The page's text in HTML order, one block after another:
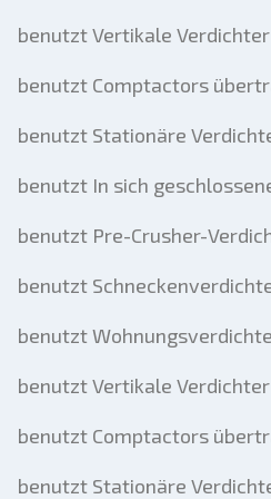
benutzt Vertikale Verdichter
benutzt Comptactors
benutzt Stationäre
benutzt In sich
benutzt Pre-Crusher-
benutzt
benutzt
benutzt Vertikale Verdichter
benutzt Comptactors
benutzt Stationäre